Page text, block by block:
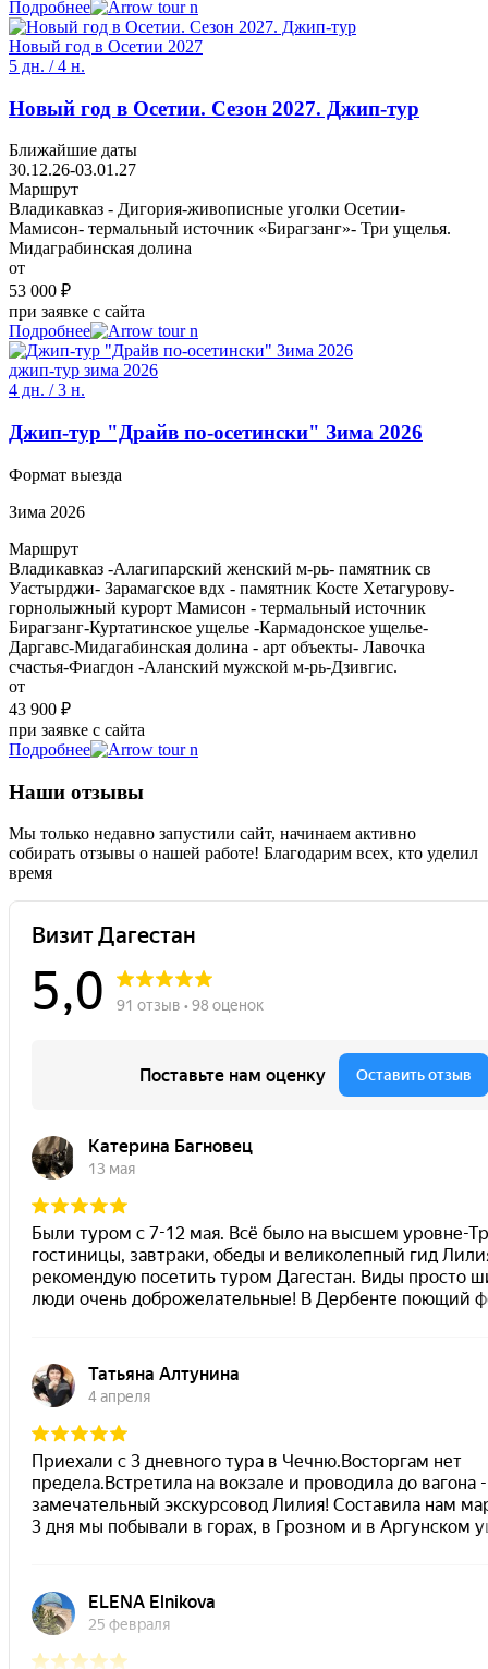
Подробнее
Новый год в Осетии 2027
5 дн. / 4 н.
Новый год в Осетии. Сезон 2027. Джип-тур
Ближайшие даты
30.12.26-03.01.27
Маршрут
Владикавказ - Дигория-живописные уголки Осетии-
Мамисон- термальный источник «Бирагзанг»- Три ущелья.
Мидаграбинская долина
от
53 000 ₽
при заявке с сайта
Подробнее
джип-тур зима 2026
4 дн. / 3 н.
Джип-тур "Драйв по-осетински" Зима 2026
Формат выезда
Зима 2026
Маршрут
Владикавказ -Алагипарский женский м-рь- памятник св
Уастырджи- Зарамагское вдх - памятник Косте Хетагурову-
горнолыжный курорт Мамисон - термальный источник
Бирагзанг-Куртатинское ущелье -Кармадонское ущелье-
Даргавс-Мидагабинская долина - арт объекты- Лавочка
счастья-Фиагдон -Аланский мужской м-рь-Дзивгис.
от
43 900 ₽
при заявке с сайта
Подробнее
Наши отзывы
Мы только недавно запустили сайт, начинаем активно
собирать отзывы о нашей работе! Благодарим всех, кто уделил
время